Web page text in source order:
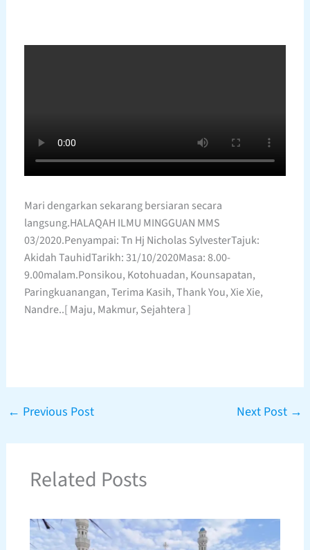
Mari dengarkan sekarang bersiaran secara
langsung.HALAQAH ILMU MINGGUAN MMS
03/2020.Penyampai: Tn Hj Nicholas SylvesterTajuk:
Akidah TauhidTarikh: 31/10/2020Masa: 8.00-
9.00malam.Ponsikou, Kotohuadan, Kounsapatan,
Paringkuanangan, Terima Kasih, Thank You, Xie Xie,
Nandre..[ Maju, Makmur, Sejahtera ]
← Previous Post Next Post →
Related Posts